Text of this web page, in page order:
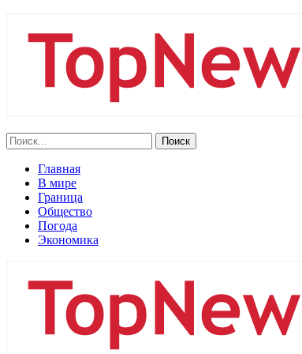
Главная
В мире
Граница
Общество
Погода
Экономика